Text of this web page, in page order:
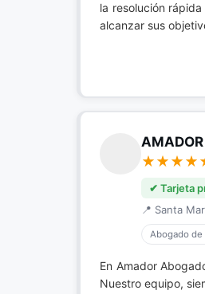
la resolución
alcanzar sus
✔ Tarjeta
📍 Santa
Abogado de
En Amador
Nuestro equipo,